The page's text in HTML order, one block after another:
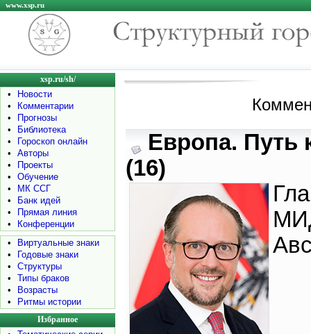
www.xsp.ru
xsp.ru/sh/
•
Новости
•
Комментарии
•
Прогнозы
•
Библиотека
•
Гороскоп онлайн
•
Авторы
•
Проекты
•
Обучение
•
МК ССГ
•
Банк идей
•
Прямая линия
•
Конференции
•
Виртуальные знаки
•
Годовые знаки
•
Структуры
•
Типы браков
•
Возрасты
•
Ритмы истории
Избранное
Европа. Путь
(16)